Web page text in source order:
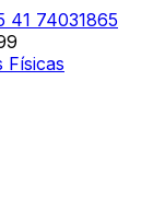
41 74031865
Físicas